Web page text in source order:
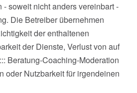
- soweit nicht anders vereinbart -
Die Betreiber übernehmen
der enthaltenen
der Dienste, Verlust von auf
Beratung-Coaching-Moderation
oder Nutzbarkeit für irgendeinen